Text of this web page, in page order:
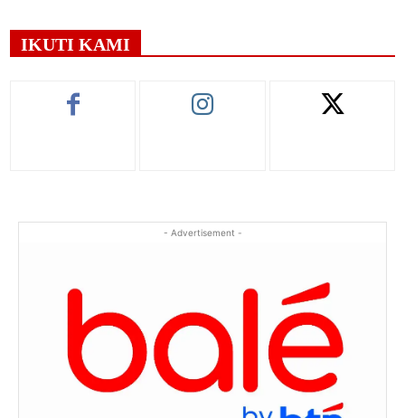
IKUTI KAMI
- Advertisement -